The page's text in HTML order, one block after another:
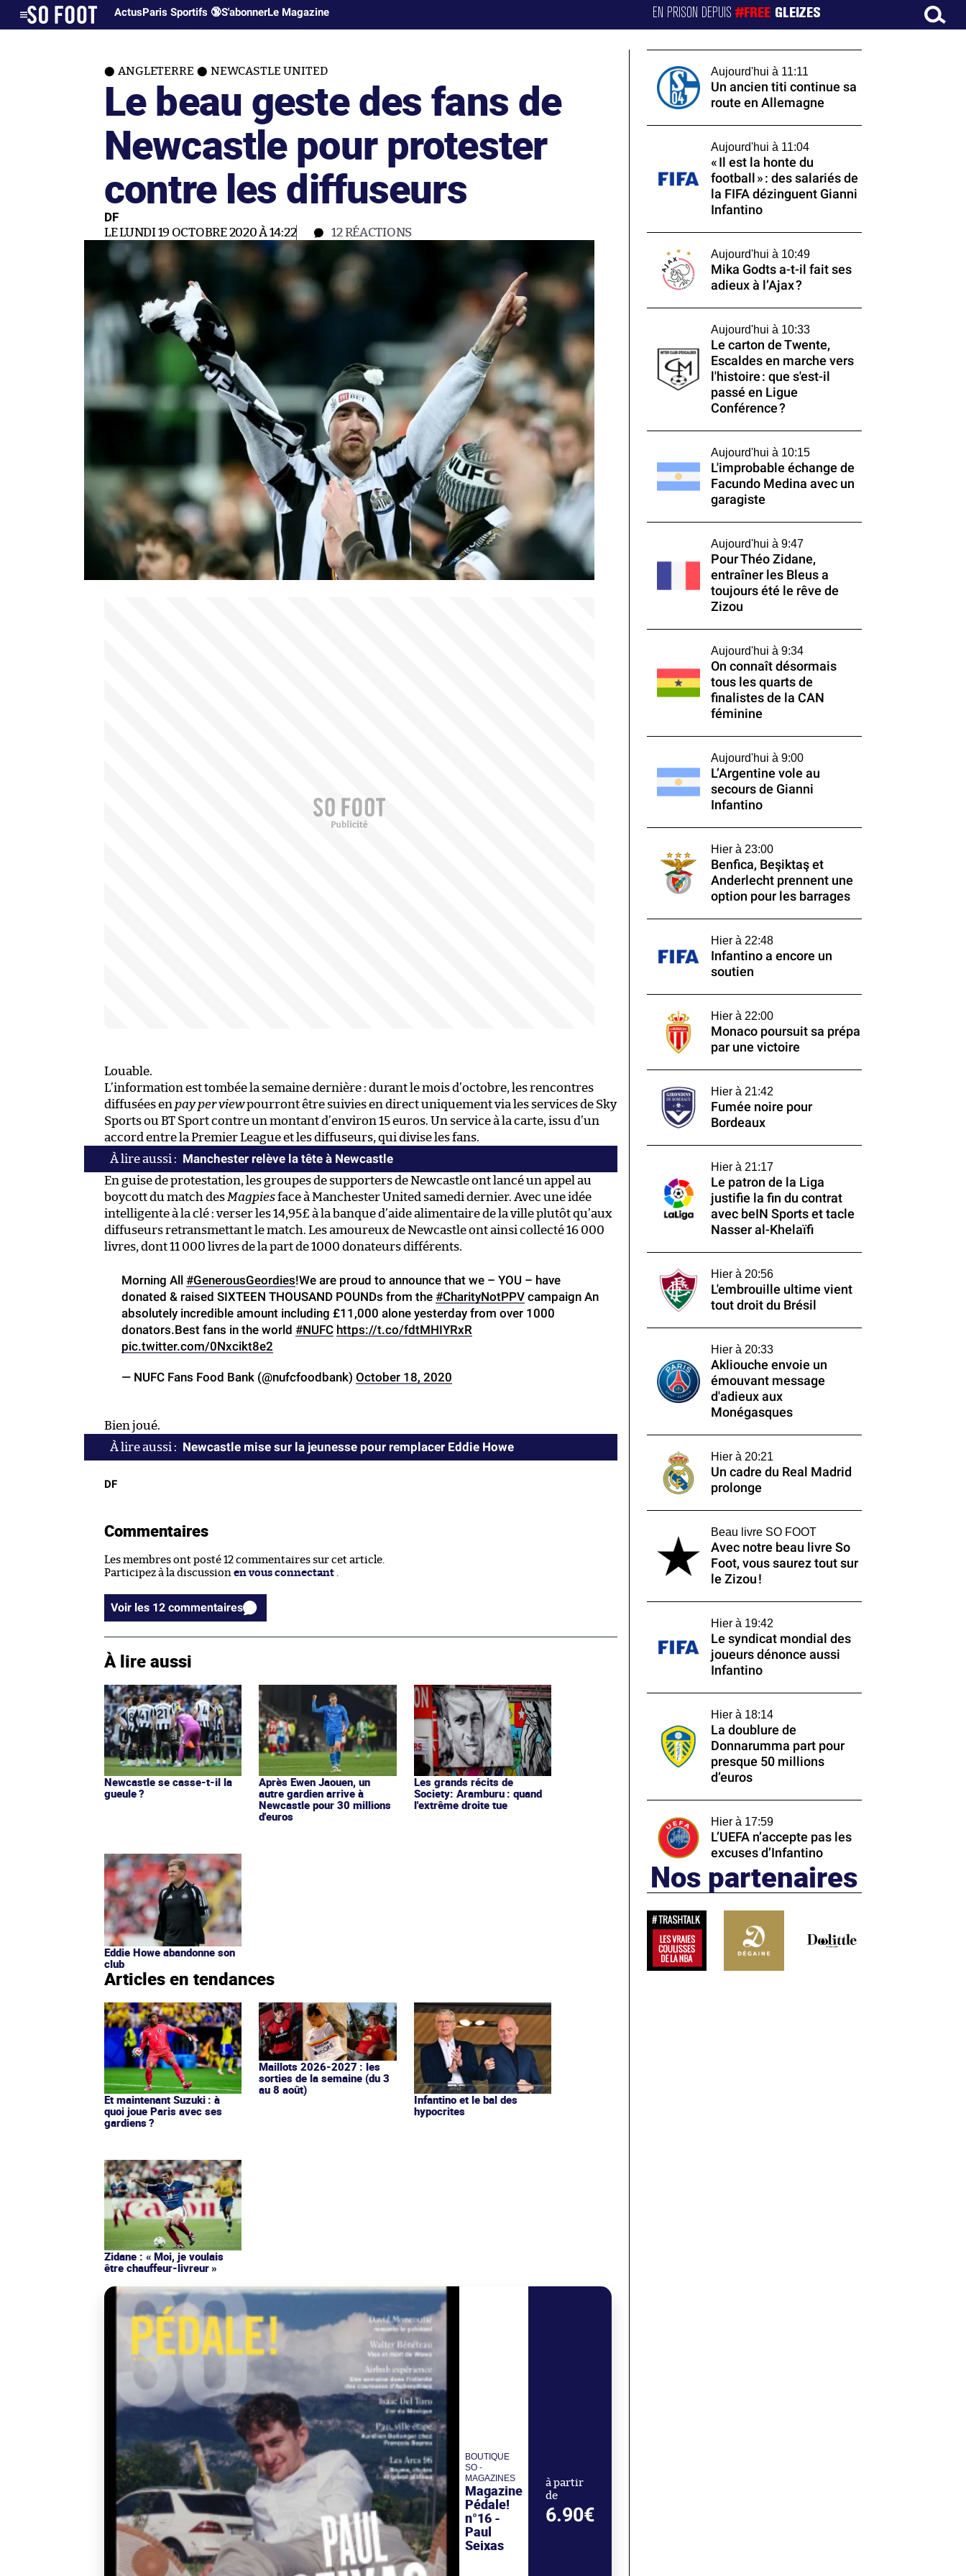
ActusParis Sportifs 🔞S'abonnerLe Magazine EN PRISON DEPUIS#FREE GLEIZES
ANGLETERRE NEWCASTLE UNITED
Le beau geste des fans de
Newcastle pour protester
contre les diffuseurs
DF
LE LUNDI 19 OCTOBRE 2020 À 14:22 12RÉACTIONS
Louable.
L’information est tombée la semaine dernière : durant le mois d’octobre, les rencontres
diffusées en pay per viewpourront être suivies en direct uniquement via les services de Sky
Sports ou BT Sport contre un montant d’environ 15 euros. Un service à la carte, issu d’un
accord entre la Premier League et les diffuseurs, qui divise les fans.
Manchester relève la tête à Newcastle
En guise de protestation, les groupes de supporters de Newcastle ont lancé un appel au
boycott du match des Magpiesface à Manchester United samedi dernier. Avec une idée
intelligente à la clé : verser les 14,95£ à la banque d’aide alimentaire de la ville plutôt qu’aux
diffuseurs retransmettant le match. Les amoureux de Newcastle ont ainsi collecté 16 000
livres, dont 11 000 livres de la part de 1000 donateurs différents.
Morning All #GenerousGeordies!We are proud to announce that we – YOU – have
donated & raised SIXTEEN THOUSAND POUNDs from the #CharityNotPPV campaign An
absolutely incredible amount including £11,000 alone yesterday from over 1000
donators.Best fans in the world #NUFC https://t.co/fdtMHIYRxR
pic.twitter.com/0Nxcikt8e2
— NUFC Fans Food Bank (@nufcfoodbank) October 18, 2020
Bien joué.
Newcastle mise sur la jeunesse pour remplacer Eddie Howe
DF
Commentaires
Les membres ont posté 12 commentaires sur cet article.
Participez à la discussion en vous connectant .
Voir les 12 commentaires
À lire aussi
Newcastle se casse-t-il la
gueule ?
Après Ewen Jaouen, un
autre gardien arrive à
Newcastle pour 30 millions
d'euros
Les grands récits de
Society: Aramburu : quand
l'extrême droite tue
Eddie Howe abandonne son
club
Articles en tendances
Et maintenant Suzuki : à
quoi joue Paris avec ses
gardiens ?
Maillots 2026-2027 : les
sorties de la semaine (du 3
au 8 août)
Infantino et le bal des
hypocrites
Zidane : « Moi, je voulais
être chauffeur-livreur »
BOUTIQUE
SO -
MAGAZINES
Magazine
Pédale!
n°16 -
Paul
Seixas
à partir
de
6.90€
Aujourd'hui à 11:11
Un ancien titi continue sa
route en Allemagne
Aujourd'hui à 11:04
« Il est la honte du
football » : des salariés de
la FIFA dézinguent Gianni
Infantino
Aujourd'hui à 10:49
Mika Godts a-t-il fait ses
adieux à l’Ajax ?
Aujourd'hui à 10:33
Le carton de Twente,
Escaldes en marche vers
l'histoire : que s'est-il
passé en Ligue
Conférence ?
Aujourd'hui à 10:15
L'improbable échange de
Facundo Medina avec un
garagiste
Aujourd'hui à 9:47
Pour Théo Zidane,
entraîner les Bleus a
toujours été le rêve de
Zizou
Aujourd'hui à 9:34
On connaît désormais
tous les quarts de
finalistes de la CAN
féminine
Aujourd'hui à 9:00
L’Argentine vole au
secours de Gianni
Infantino
Hier à 23:00
Benfica, Beşiktaş et
Anderlecht prennent une
option pour les barrages
Hier à 22:48
Infantino a encore un
soutien
Hier à 22:00
Monaco poursuit sa prépa
par une victoire
Hier à 21:42
Fumée noire pour
Bordeaux
Hier à 21:17
Le patron de la Liga
justifie la fin du contrat
avec beIN Sports et tacle
Nasser al-Khelaïfi
Hier à 20:56
L'embrouille ultime vient
tout droit du Brésil
Hier à 20:33
Akliouche envoie un
émouvant message
d'adieux aux
Monégasques
Hier à 20:21
Un cadre du Real Madrid
prolonge
Beau livre SO FOOT
Avec notre beau livre So
Foot, vous saurez tout sur
le Zizou !
Hier à 19:42
Le syndicat mondial des
joueurs dénonce aussi
Infantino
Hier à 18:14
La doublure de
Donnarumma part pour
presque 50 millions
d’euros
Hier à 17:59
L’UEFA n’accepte pas les
excuses d’Infantino
Nos partenaires